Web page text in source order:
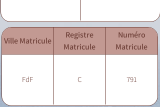
Ville Matricule
Registre
Matricule
Numéro
Matricule
FdF C 791